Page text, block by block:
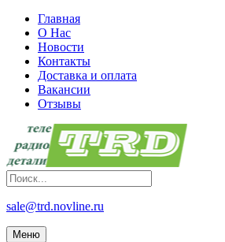
Главная
О Нас
Новости
Контакты
Доставка и оплата
Вакансии
Отзывы
sale@trd.novline.ru
Меню